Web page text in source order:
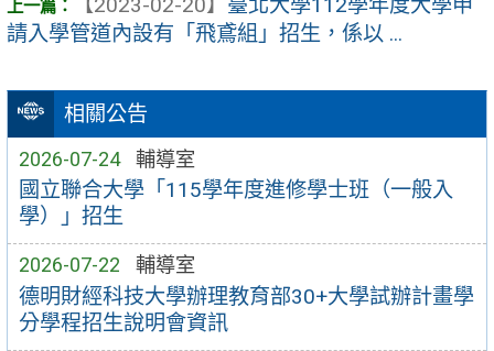
相關公告
2026-07-24 輔導室
國立聯合大學「115學年度進修學士班（一般入
學）」招生
2026-07-22 輔導室
德明財經科技大學辦理教育部30+大學試辦計畫學
分學程招生說明會資訊
請入學管道內設有「飛鳶組」招生，係以 ...